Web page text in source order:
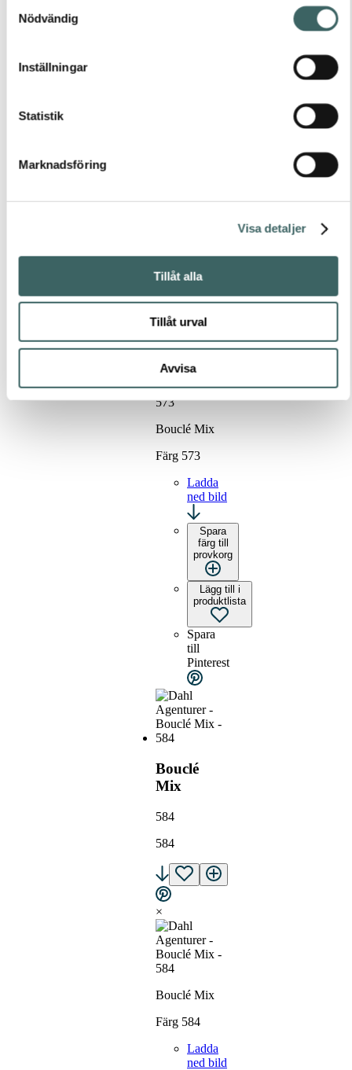
Nödvändig
Inställningar
Statistik
Marknadsföring
Visa detaljer
Tillåt alla
Tillåt urval
Avvisa
Bouclé
573
×
Bouclé Mix
Färg 573
Ladda
ned bild
Spara
färg till
provkorg
Lägg till i
produktlista
Spara
till
Pinterest
Bouclé
Mix
584
584
×
Bouclé Mix
Färg 584
Ladda
ned bild